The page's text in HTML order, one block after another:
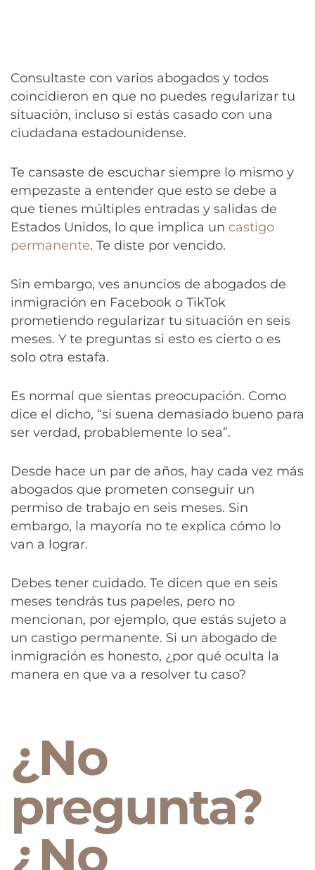
Consultaste con varios abogados y todos
coincidieron en que no puedes regularizar tu
situación, incluso si estás casado con una
ciudadana estadounidense.
Te cansaste de escuchar siempre lo mismo y
empezaste a entender que esto se debe a
que tienes múltiples entradas y salidas de
Estados Unidos, lo que implica un castigo
permanente. Te diste por vencido.
Sin embargo, ves anuncios de abogados de
inmigración en Facebook o TikTok
prometiendo regularizar tu situación en seis
meses. Y te preguntas si esto es cierto o es
solo otra estafa.
Es normal que sientas preocupación. Como
dice el dicho, “si suena demasiado bueno para
ser verdad, probablemente lo sea”.
Desde hace un par de años, hay cada vez más
abogados que prometen conseguir un
permiso de trabajo en seis meses. Sin
embargo, la mayoría no te explica cómo lo
van a lograr.
Debes tener cuidado. Te dicen que en seis
meses tendrás tus papeles, pero no
mencionan, por ejemplo, que estás sujeto a
un castigo permanente. Si un abogado de
inmigración es honesto, ¿por qué oculta la
manera en que va a resolver tu caso?
¿No
pregunta?
¿No